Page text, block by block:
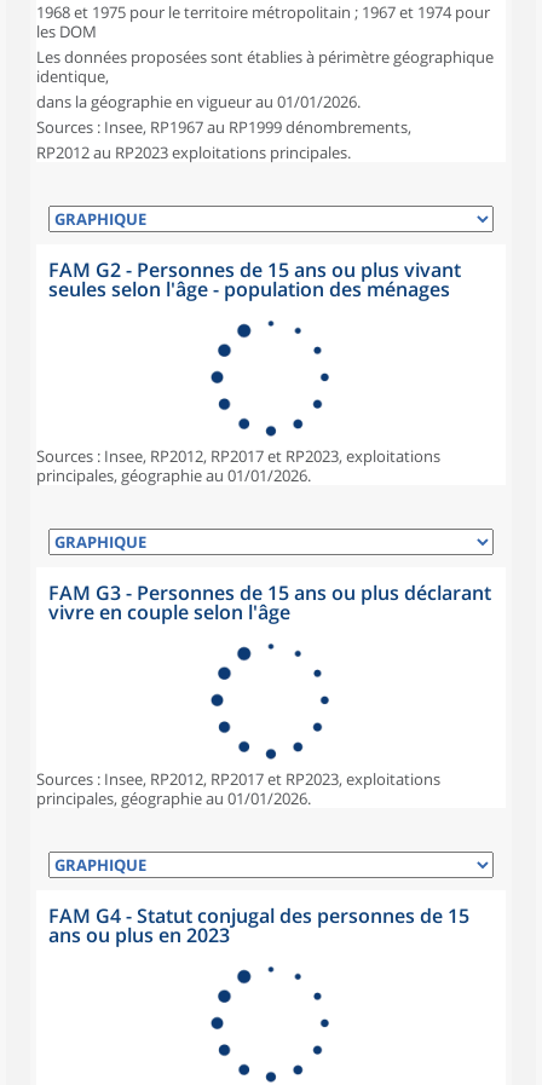
1968 et 1975 pour le territoire métropolitain ; 1967 et 1974 pour
les DOM
Les données proposées sont établies à périmètre géographique
identique,
dans la géographie en vigueur au 01/01/2026.
Sources : Insee, RP1967 au RP1999 dénombrements,
RP2012 au RP2023 exploitations principales.
FAM G2 - Personnes de 15 ans ou plus vivant
seules selon l'âge - population des ménages
Sources : Insee, RP2012, RP2017 et RP2023, exploitations
principales, géographie au 01/01/2026.
FAM G3 - Personnes de 15 ans ou plus déclarant
vivre en couple selon l'âge
Sources : Insee, RP2012, RP2017 et RP2023, exploitations
principales, géographie au 01/01/2026.
FAM G4 - Statut conjugal des personnes de 15
ans ou plus en 2023